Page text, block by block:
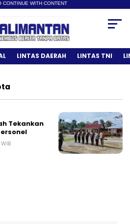
CONTINUE WITH CONTENT
LINTAS DAERAH LINTAS TNI
Tekankan